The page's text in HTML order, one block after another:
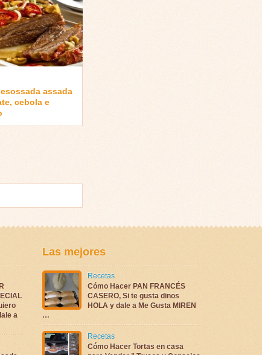
assada
cebola e
a
Las mejores
Recetas
Cómo Hacer PAN FRANCÉS
CASERO, Si te gusta dinos
HOLA y dale a Me Gusta MIREN
…
Recetas
Cómo Hacer Tortas en casa